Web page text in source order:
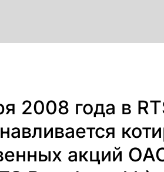
2008 года в
акций